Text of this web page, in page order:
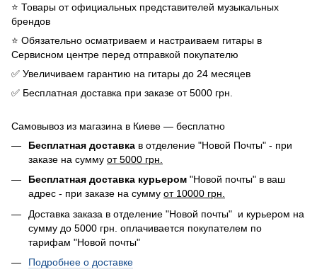
⭐️ Товары от официальных представителей музыкальных
брендов
⭐️ Обязательно осматриваем и настраиваем гитары в
Сервисном центре перед отправкой покупателю
✅ Увеличиваем гарантию на гитары до 24 месяцев
✅ Бесплатная доставка при заказе от 5000 грн.
Самовывоз из магазина в Киеве — бесплатно
Бесплатная доставка в отделение "Новой Почты" - при
заказе на сумму от 5000 грн.
Бесплатная доставка курьером "Новой почты" в ваш
адрес - при заказе на сумму от 10000 грн.
Доставка заказа в отделение "Новой почты" и курьером на
сумму до 5000 грн. оплачивается покупателем по
тарифам "Новой почты"
Подробнее о доставке